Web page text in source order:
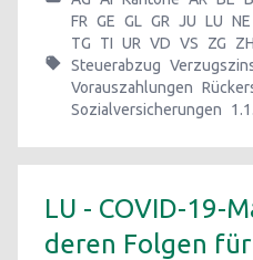
FR GE GL GR JU LU NE
TG
TI UR VD VS ZG
ZH
Steuerabzug
Vorauszahlungen
Sozialversicherungen
LU - COVID-19-
deren Folgen